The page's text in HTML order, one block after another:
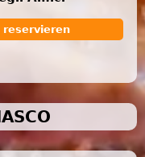
reservieren